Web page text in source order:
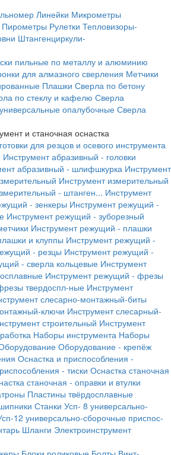
Линейки Микрометры
Пирометры Рулетки Тепловизоры-
Штангенциркули-
пильные по металлу и алюминию
для алмазного сверления Метчики
Плашки Сверла по бетону
по стеклу и кафелю Сверла
опалубочныеСверла
и станочная оснастка
для резцов и осевого инструмента
Инструмент абразивный - головки
абразивный - шлифшкурка Инструмент
Инструмент измерительный
- штанген... Инструмент
- зенкеры Инструмент режущий -
Инструмент режущий - зуборезный
Инструмент режущий - плашки
и клуппы Инструмент режущий -
- резцы Инструмент режущий -
- сверла кольцевые Инструмент
Инструмент режущий - фрезы
твердоспл-ные Инструмент
слесарно-монтажный-биты
ключи Инструмент слесарный-
строительный Инструмент
Наборы инструмента Наборы
Оборудование - крепёж
Оснастка и приспособления -
- тиски Оснастка станочная
станочная - оправки и втулки
Пластины твёрдосплавные
Станки Усп- 8 универсально-
12 универсально-сборочные приспос-
Шланги Электроинструмент